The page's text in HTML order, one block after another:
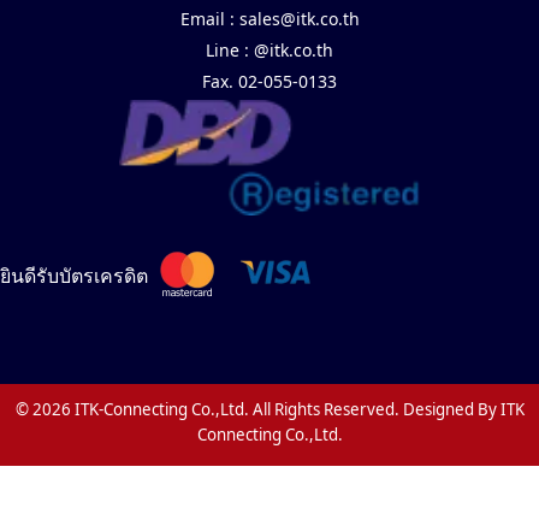
Email : sales@itk.co.th
Line : @itk.co.th
Fax. 02-055-0133
ยินดีรับบัตรเครดิต
© 2026 ITK-Connecting Co.,Ltd. All Rights Reserved. Designed By ITK
Connecting Co.,Ltd.